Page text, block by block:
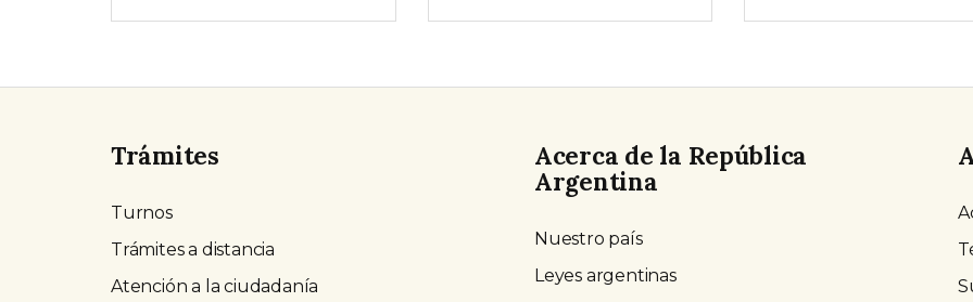
Trámites
Turnos
Trámites a distancia
Atención a la ciudadanía
Acerca de la República
Argentina
Nuestro país
Leyes argentinas